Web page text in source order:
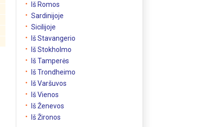
Iš Romos
Sardinijoje
Sicilijoje
Iš Stavangerio
Iš Stokholmo
Iš Tamperės
Iš Trondheimo
Iš Varšuvos
Iš Vienos
Iš Ženevos
Iš Žironos